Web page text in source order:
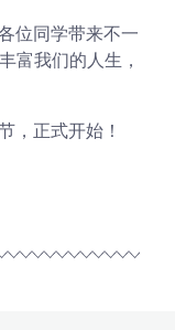
位同学带来不一
富我们的人生，
，正式开始！